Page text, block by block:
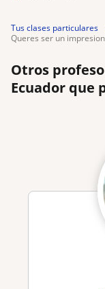
Tus clases particulares
queres ser un
Otros
Ecuador que